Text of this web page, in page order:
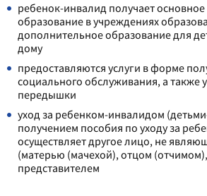
ребенок-инвалид получает
образование в учреждениях
дополнительное образование для
дому
предоставляются услуги в форме
социального обслуживания, а также
передышки
уход за ребенком-инвалидом
получением пособия по уходу за
осуществляет другое лицо, не
(матерью (мачехой), отцом
представителем